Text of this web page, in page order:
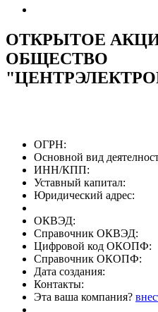
ОТКРЫТОЕ
ОБЩЕСТВО
ОГРН:
Основной вид
ИНН/КПП:
Уставный капитал:
Юридический адрес:
ОКВЭД:
Справочник ОКВЭД:
Цифровой код ОКОПФ:
Справочник ОКОПФ:
Дата создания:
Контакты:
Эта ваша компания?